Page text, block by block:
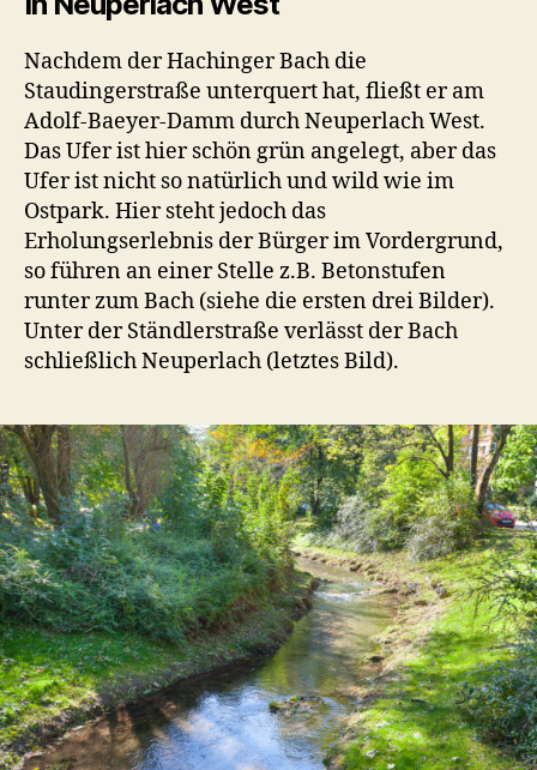
Nachdem der Hachinger Bach die
Staudingerstraße unterquert hat, fließt er am
Adolf-Baeyer-Damm durch Neuperlach West.
Das Ufer ist hier schön grün angelegt, aber das
Ufer ist nicht so natürlich und wild wie im
Ostpark. Hier steht jedoch das
Erholungserlebnis der Bürger im Vordergrund,
so führen an einer Stelle z.B. Betonstufen
runter zum Bach (siehe die ersten drei Bilder).
Unter der Ständlerstraße verlässt der Bach
schließlich Neuperlach (letztes Bild).